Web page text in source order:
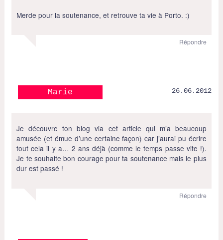
Merde pour la soutenance, et retrouve ta vie à Porto. :)
Répondre
Marie 26.06.2012
Je découvre ton blog via cet article qui m’a beaucoup
amusée (et émue d’une certaine façon) car j’aurai pu écrire
tout cela il y a… 2 ans déjà (comme le temps passe vite !).
Je te souhaite bon courage pour ta soutenance mais le plus
dur est passé !
Répondre